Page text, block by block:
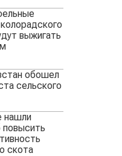
выжигать
обошел
сельского
нашли
повысить
скота